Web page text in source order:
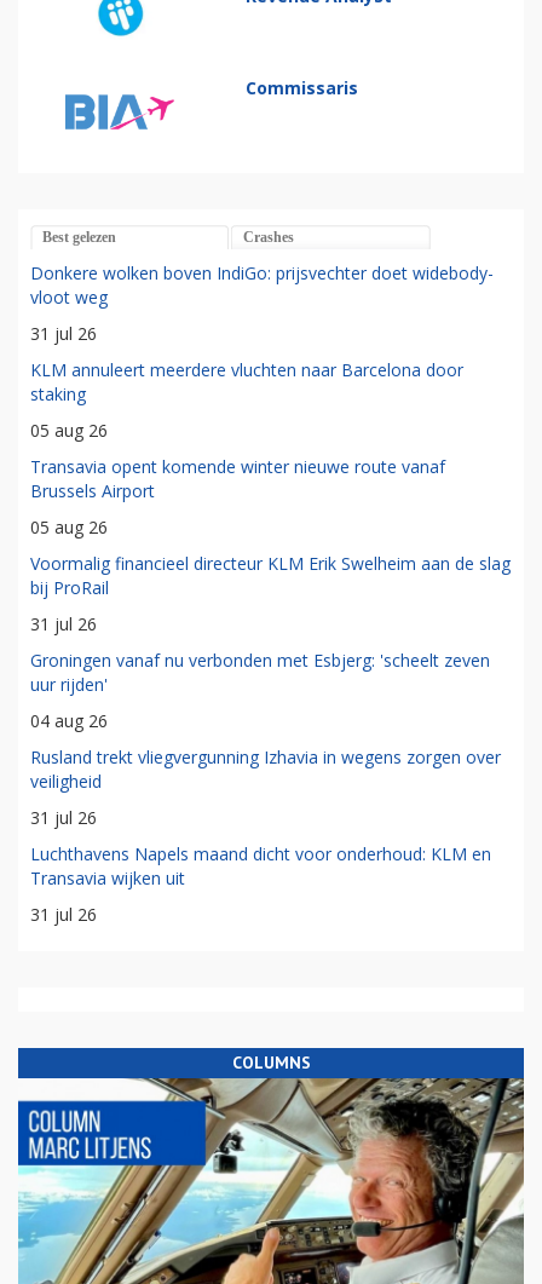
Commissaris
Best gelezen Crashes
Donkere wolken boven IndiGo: prijsvechter doet widebody-
vloot weg
31 jul 26
KLM annuleert meerdere vluchten naar Barcelona door
staking
05 aug 26
Transavia opent komende winter nieuwe route vanaf
Brussels Airport
05 aug 26
Voormalig financieel directeur KLM Erik Swelheim aan de slag
bij ProRail
31 jul 26
Groningen vanaf nu verbonden met Esbjerg: 'scheelt zeven
uur rijden'
04 aug 26
Rusland trekt vliegvergunning Izhavia in wegens zorgen over
veiligheid
31 jul 26
Luchthavens Napels maand dicht voor onderhoud: KLM en
Transavia wijken uit
31 jul 26
COLUMNS